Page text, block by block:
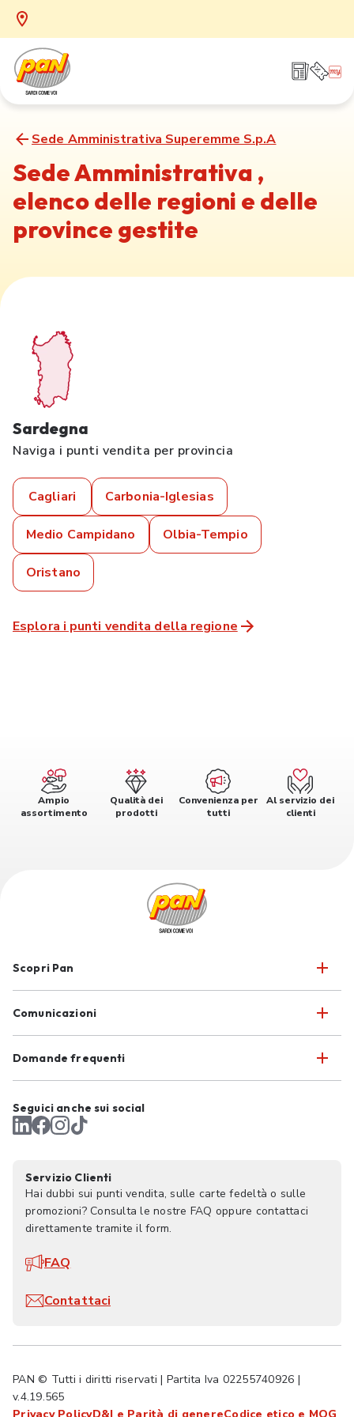
Sede Amministrativa Superemme S.p.A
Sede Amministrativa ,
elenco delle regioni e delle
province gestite
Sardegna
Naviga i punti vendita per provincia
Cagliari Carbonia-Iglesias
Medio Campidano Olbia-Tempio
Oristano
Esplora i punti vendita della regione
Ampio
assortimento
Qualità dei
prodotti
Convenienza per
tutti
Al servizio dei
clienti
Scopri Pan
Comunicazioni
Domande frequenti
Seguici anche sui social
Servizio Clienti
Hai dubbi sui punti vendita, sulle carte fedeltà o sulle
promozioni? Consulta le nostre FAQ oppure contattaci
direttamente tramite il form.
FAQ
Contattaci
PAN © Tutti i diritti riservati | Partita Iva 02255740926 |
v.4.19.565